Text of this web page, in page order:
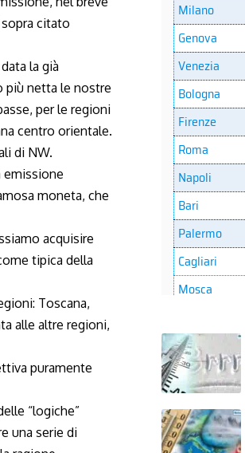
citato
la già
più netta le nostre
per le regioni
centro orientale.
di NW.
emissione
moneta, che
acquisire
tipica della
Toscana,
alle altre regioni,
puramente
“logiche”
una serie di